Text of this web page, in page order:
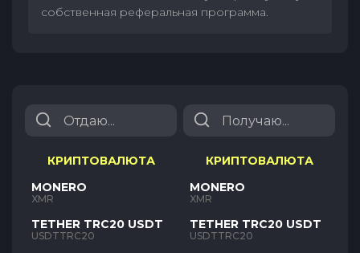
собственная реферальная программа.
КРИПТОВАЛЮТА
MONERO
XMR
TETHER TRC20 USDT
USDTTRC20
КРИПТОВАЛЮТА
MONERO
XMR
TETHER TRC20 USDT
USDTTRC20